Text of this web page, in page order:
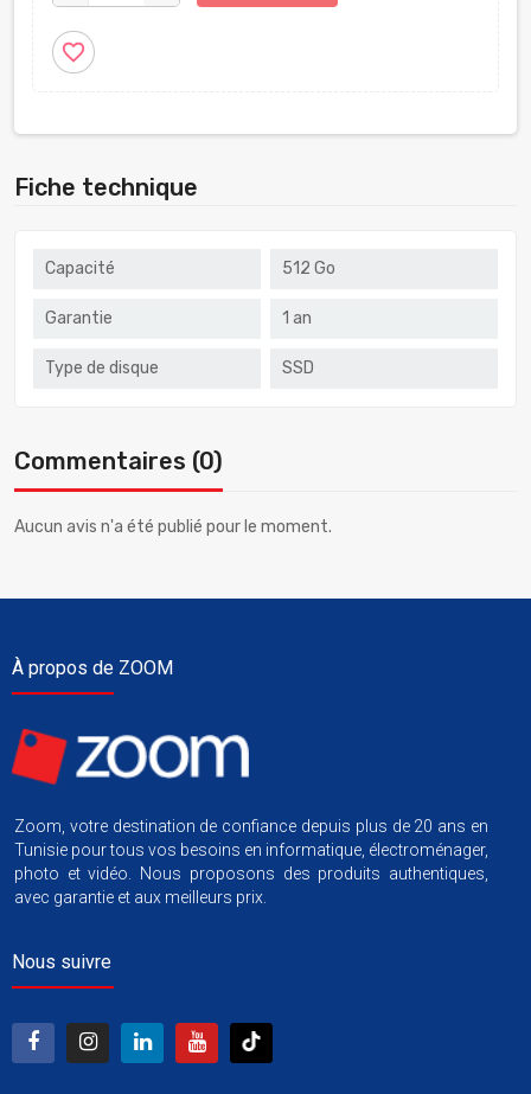
favorite_border
Fiche technique
Capacité 512 Go
Garantie 1 an
Type de disque SSD
Commentaires (0)
Aucun avis n'a été publié pour le moment.
À propos de ZOOM
Zoom, votre destination de confiance depuis plus de 20 ans en
Tunisie pour tous vos besoins en informatique, électroménager,
photo et vidéo. Nous proposons des produits authentiques,
avec garantie et aux meilleurs prix.
Nous suivre